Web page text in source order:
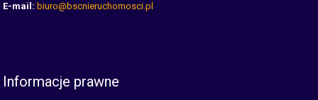
E-mail: biuro@bscnieruchomosci.pl
Informacje prawne